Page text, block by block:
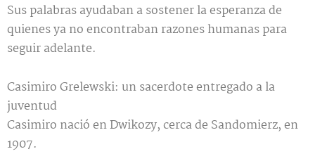
Sus palabras ayudaban a sostener la esperanza de
quienes ya no encontraban razones humanas para
seguir adelante.
Casimiro Grelewski: un sacerdote entregado a la
juventud
Casimiro nació en Dwikozy, cerca de Sandomierz, en
1907.